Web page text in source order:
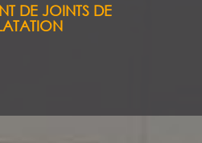
DE JOINTS DE